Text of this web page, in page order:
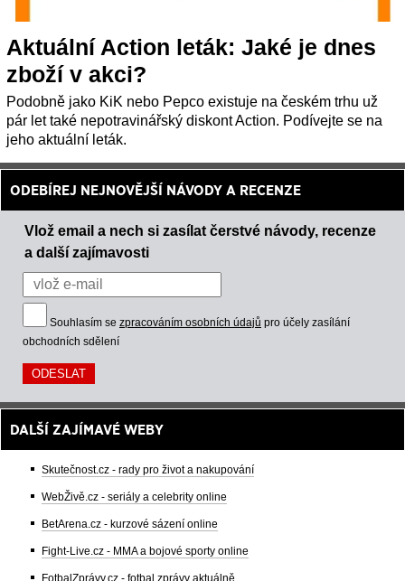
Aktuální Action leták: Jaké je dnes
zboží v akci?
Podobně jako KiK nebo Pepco existuje na českém trhu už
pár let také nepotravinářský diskont Action. Podívejte se na
jeho aktuální leták.
ODEBÍREJ NEJNOVĚJŠÍ NÁVODY A RECENZE
Vlož email a nech si zasílat čerstvé návody, recenze
a další zajímavosti
Souhlasím se zpracováním osobních údajů pro účely zasílání
obchodních sdělení
DALŠÍ ZAJÍMAVÉ WEBY
Skutečnost.cz - rady pro život a nakupování
WebŽivě.cz - seriály a celebrity online
BetArena.cz - kurzové sázení online
Fight-Live.cz - MMA a bojové sporty online
FotbalZprávy.cz - fotbal zprávy aktuálně